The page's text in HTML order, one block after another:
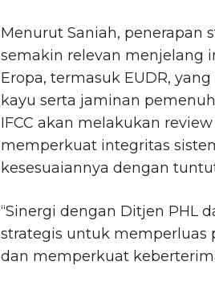
Menurut Saniah, penerapan
semakin relevan menjelang
Eropa, termasuk EUDR,
kayu serta jaminan
IFCC akan melakukan
memperkuat integritas
kesesuaiannya dengan
“Sinergi dengan Ditjen PHL
strategis untuk memperluas
dan memperkuat